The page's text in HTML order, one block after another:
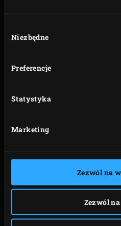
zgody
Niezbędne
Preferencje
Statystyka
Marketing
Zezwól na
Zezwól
cm
cm
117236
PODOBNE